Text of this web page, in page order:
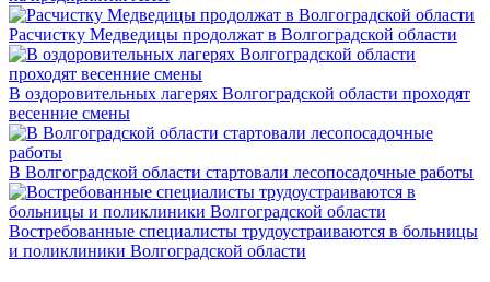
Расчистку Медведицы продолжат в Волгоградской области
В оздоровительных лагерях Волгоградской области проходят
весенние смены
В Волгоградской области стартовали лесопосадочные работы
Востребованные специалисты трудоустраиваются в больницы
и поликлиники Волгоградской области